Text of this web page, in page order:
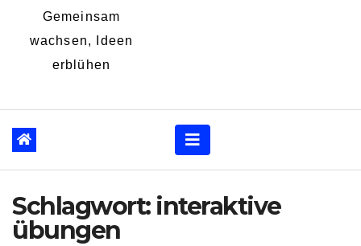
Gemeinsam
wachsen, Ideen
erblühen
Schlagwort: interaktive
übungen